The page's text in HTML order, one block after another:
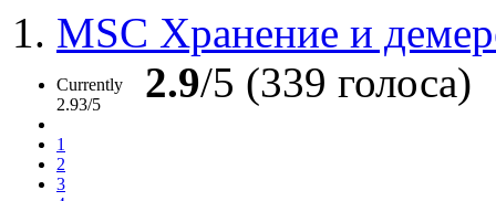
Имеем в наличии любой тип автотранспорта.
Контейнерные перевозки осуществляются в несколько этапов
наземной перевозки (доставки) грузов. Связывающим их
порты. Также порты являются внешней таможенной
портах происходит целый ряд сложных технологических
процессов и формальностей. Прохождение данных операций и
1. MSC Хранение и
Currently
2.93/5
1
2
3
2.9/5 (339 голоса)